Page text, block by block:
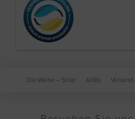
Die Weine – Shop AGBs Versand